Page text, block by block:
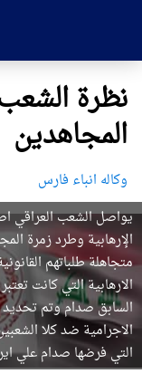
نظرة
المجاهدين
وکاله انباء فارس
يواصل الشعب العراقي
الإرهابية وطرد زمرة
متجاهلة طلباتهم
الارهابية التي كانت
السابق صدام وتم
الاجرامية ضد كلا
التي فرضها صدام علي